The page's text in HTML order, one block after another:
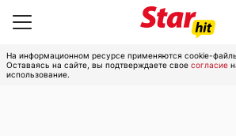
На информационном ресурсе применяются cookie-
Оставаясь на сайте, вы подтверждаете свое согласие
использование.